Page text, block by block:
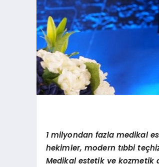
1milyondan fazla medikal
hekimler,modern tıbbi
Medikal estetik ve kozmetik